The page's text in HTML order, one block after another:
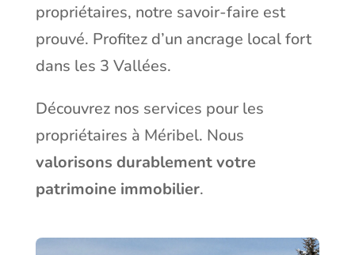
propriétaires, notre savoir-faire est
prouvé. Profitez d’un ancrage local fort
dans les 3 Vallées.
Découvrez nos services pour les
propriétaires à Méribel. Nous
valorisons durablement votre
patrimoine immobilier.